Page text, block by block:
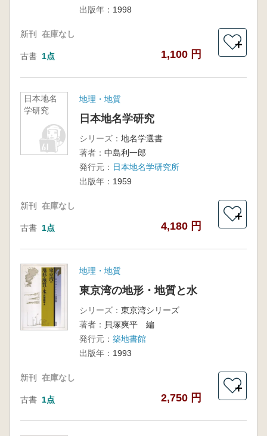
出版年： 1998
新刊 在庫なし
古書 1点 1,100 円
＋
日本地名
学研究
地理・地質
日本地名学研究
シリーズ： 地名学選書
著者： 中島利一郎
発行元： 日本地名学研究所
出版年： 1959
新刊 在庫なし
古書 1点 4,180 円
＋
地理・地質
東京湾の地形・地質と水
シリーズ： 東京湾シリーズ
著者： 貝塚爽平 編
発行元： 築地書館
出版年： 1993
新刊 在庫なし
古書 1点 2,750 円
＋